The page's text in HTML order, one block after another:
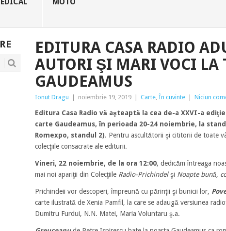
EDITURA CASA RADIO
AUTORI ŞI MARI VOCI LA
GAUDEAMUS
Ionut Dragu noiembrie 19, 2019 Carte, În cuvinte Niciun
Editura Casa Radio vă aşteaptă la cea de-a XXVI-a
carte Gaudeamus, în perioada 20-24 noiembrie, la
Romexpo, standul 2). Pentru ascultătorii şi cititorii de toate
colecţiile consacrate ale editurii.
Vineri, 22 noiembrie, de la ora 12:00, dedicăm întreaga
mai noi apariţii din Colecţiile Radio-Prichindelşi Noapte bună,
Prichindeii vor descoperi, împreună cu părinţii şi bunicii lor,
carte ilustrată de Xenia Pamfil, la care se adaugă versiunea
Dumitru Furdui, N.N. Matei, Maria Voluntaru ş.a.